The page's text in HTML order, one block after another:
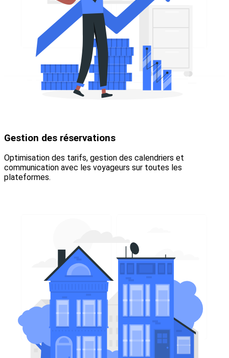
Gestion des réservations
Optimisation des tarifs, gestion des calendriers et
communication avec les voyageurs sur toutes les
plateformes.